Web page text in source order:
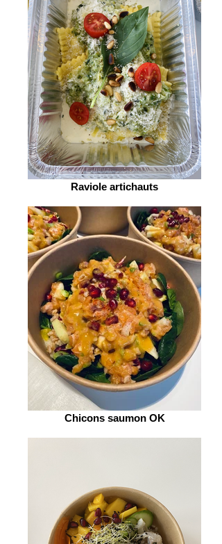
Raviole artichauts
Chicons saumon OK